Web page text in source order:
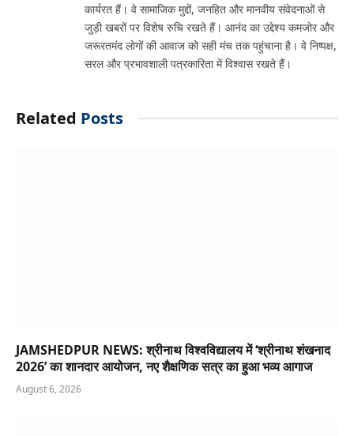
कार्यरत हैं। वे सामाजिक मुद्दों, जनहित और मानवीय संवेदनाओं से
जुड़ी खबरों पर विशेष रुचि रखते हैं। आनंद का उद्देश्य कमजोर और
जरूरतमंद लोगों की आवाज को सही मंच तक पहुंचाना है। वे निष्पक्ष,
सरल और प्रभावशाली पत्रकारिता में विश्वास रखते हैं।
Related Posts
JAMSHEDPUR NEWS: श्रीनाथ विश्वविद्यालय में ‘श्रीनाथ शंखनाद
2026’ का शानदार आयोजन, नए शैक्षणिक सत्र का हुआ भव्य आगाज
August 6, 2026